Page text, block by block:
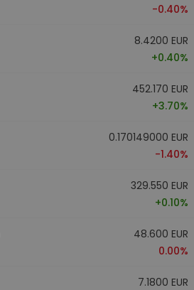
-0.40%
8.4200 EUR
+0.40%
452.170 EUR
+3.70%
0.170149000 EUR
-1.40%
329.550 EUR
+0.10%
48.600 EUR
0.00%
7.1800 EUR